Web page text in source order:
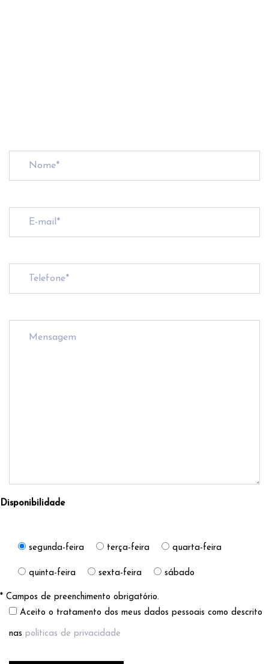
Disponibilidade
segunda-feira terça-feira quarta-feira
quinta-feira sexta-feira sábado
* Campos de preenchimento obrigatório.
Aceito o tratamento dos meus dados pessoais como descrito
nas políticas de privacidade